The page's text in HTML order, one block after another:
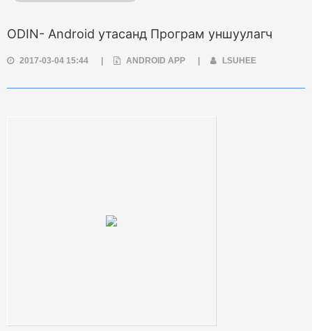
ODIN- Android утасанд Програм уншуулагч
2017-03-04 15:44 ANDROID APP LSUHEE